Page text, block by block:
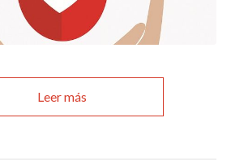
Leer más